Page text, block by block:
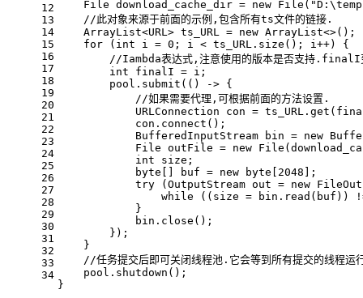
12
13
14
15
16
17
18
19
20
21
22
23
24
25
26
27
28
29
30
31
32
33
34
File download_cache_dir = new File (
//此对象来源于前面的示例,包含所有ts文件的链接.
    ArrayList<URL> ts_URL =
new ArrayList<>();
for ( int i = 0 ; i < ts_URL.size(); i++) {
//Iambda表达式,注意使用的版本是否支持.finalI
int
finalI = i;
        pool.submit(() -> {
//如果需要代理,可根据前面的方法设置.
URLConnection
con =
            con.connect();
BufferedInputStream
bin = new
File outFile = new File
int size;
byte [] buf = new byte 2048 ];
try ( OutputStream out = new
while ((size = bin.read(buf))
            }
            bin.close();
        });
    }
//任务提交后即可关闭线程池.它会等到所有提交的线程运
    pool.shutdown();
}